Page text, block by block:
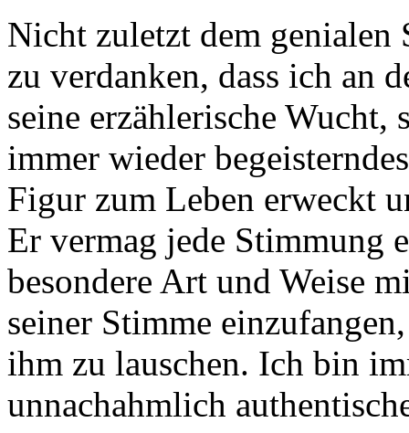
Nicht zuletzt dem genialen
zu verdanken, dass ich an
seine erzählerische Wucht,
immer wieder
Figur zum Leben erweckt
Er vermag jede Stimmung
besondere Art und Weise
seiner Stimme
ihm zu lauschen. Ich bin
unnachahmlich